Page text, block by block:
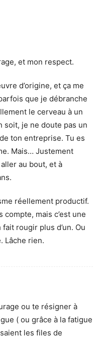
et mon respect.
d’origine, et ça me
que je débranche
le cerveau à un
soit, je ne doute pas un
ton entreprise. Tu es
Mais… Justement
au bout, et à
réellement productif.
compte, mais c’est une
rougir plus d’un. Ou
Lâche rien.
ou te résigner à
( ou grâce à la fatigue
les files de